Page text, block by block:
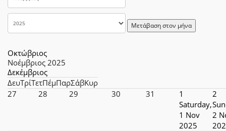
Μετάβαση στον μήνα
Οκτώβριος
Νοέμβριος 2025
Δεκέμβριος
ΔευΤρίΤετΠέμΠαρΣάβΚυρ
27
28 29 30 31
1
Saturday,
1 Nov
2025
2
2